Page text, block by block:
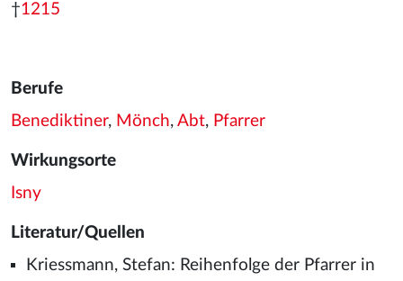
†1215
Berufe
Benediktiner, Mönch, Abt, Pfarrer
Wirkungsorte
Isny
Literatur/Quellen
Kriessmann, Stefan: Reihenfolge der Pfarrer in